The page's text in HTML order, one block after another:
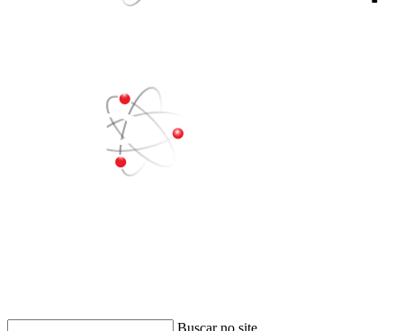
Buscar no site